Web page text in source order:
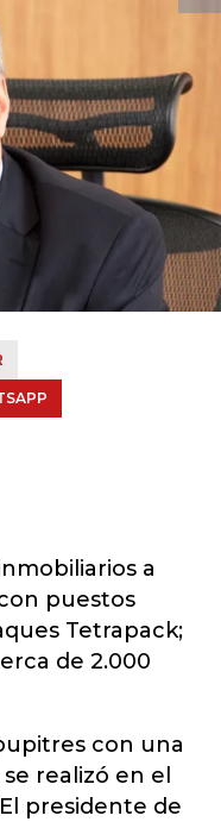
a
puestos
Tetrapack;
de 2.000
con una
realizó en el
presidente de